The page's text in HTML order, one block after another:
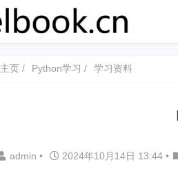
主页 Python学习 学习资料
admin • 2024年10月14日 13:44 •